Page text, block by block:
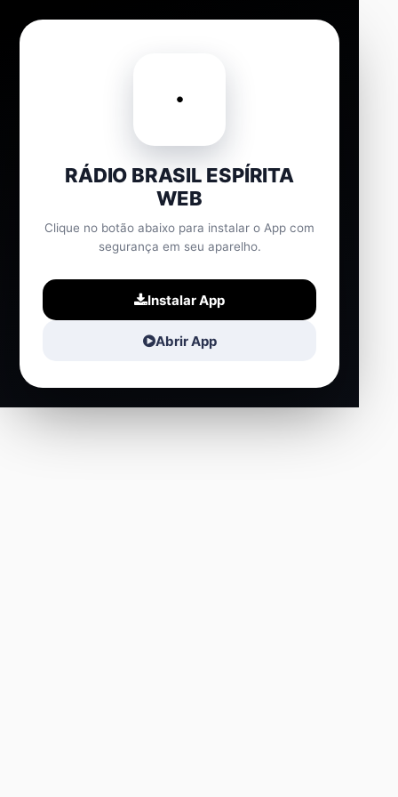
RÁDIO BRASIL ESPÍRITA
WEB
Clique no botão abaixo para instalar o App com
segurança em seu aparelho.
Instalar App
Abrir App